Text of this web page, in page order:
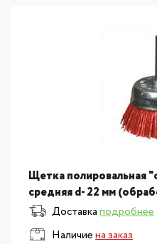
Щетка полировальная
средняя d- 22 мм
керамики) ВИ 00407
Доставкаподробнее
Наличиена заказ